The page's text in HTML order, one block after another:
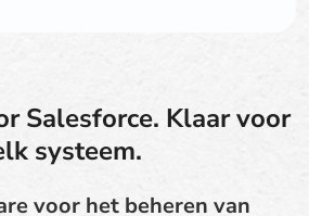
Salesforce. Klaar voor
systeem.
voor het beheren van